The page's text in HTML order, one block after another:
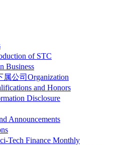
of STC
Business
属公司 Organization
and Honors
Disclosure
Announcements
Tech Finance Monthly